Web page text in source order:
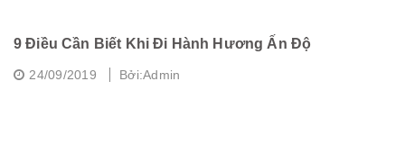
9 Điều Cần Biết Khi Đi Hành Hương Ấn Độ
24/09/2019 Bởi:Admin